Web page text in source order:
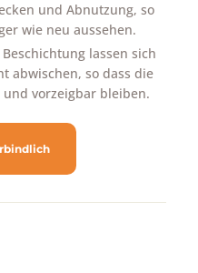
und Abnutzung, so
wie neu aussehen.
lassen sich
abwischen, so dass die
vorzeigbar bleiben.